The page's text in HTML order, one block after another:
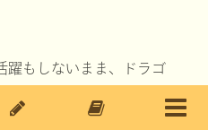
躍もしないまま、ドラゴ
し。